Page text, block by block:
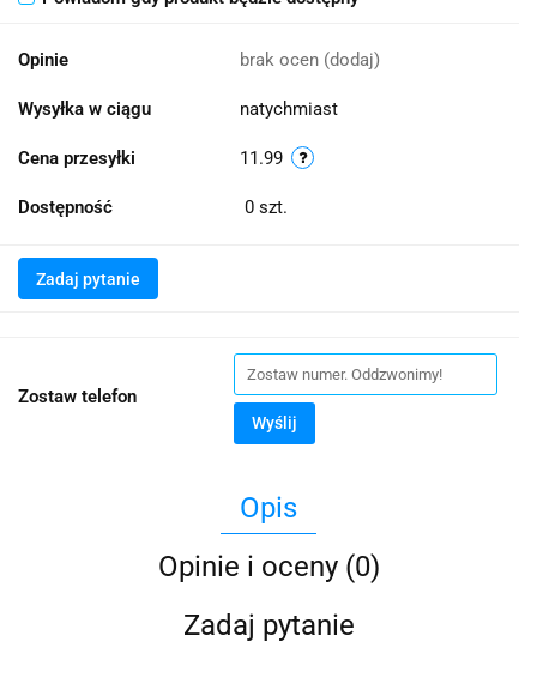
Opinie brak ocen (dodaj)
Wysyłka w ciągu natychmiast
Cena przesyłki 11.99
Dostępność 0 szt.
Zadaj pytanie
Zostaw telefon
Wyślij
Opis
Opinie i oceny (0)
Zadaj pytanie